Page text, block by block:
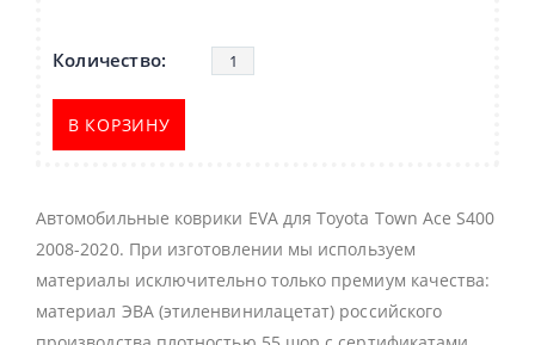
В КОРЗИНУ
Автомобильные коврики EVA для Toyota Town Ace S400
2008-2020. При изготовлении мы используем
материалы исключительно только премиум качества:
материал ЭВА (этиленвинилацетат) российского